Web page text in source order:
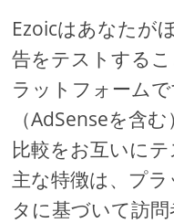
Ezoicはあなたが
告をテストする
ラットフォーム
（AdSenseを含
比較をお互いに
主な特徴は、プ
タに基づいて訪